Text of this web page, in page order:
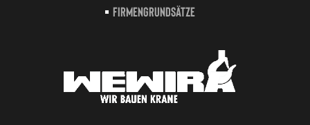
Firmengrundsätze